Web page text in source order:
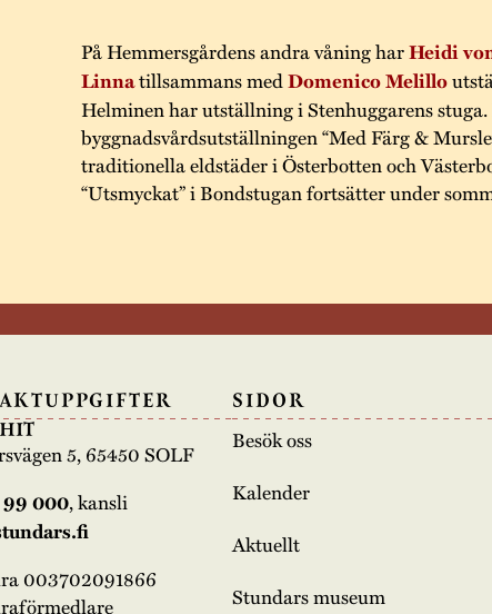
På Hemmersgårdens andra våning harHeidi
Linnatillsammans med Domenico Melillo
Helminen har utställning i Stenhuggarens stuga.
byggnadsvårdsutställningen “Med Färg &
traditionella eldstäder i Österbotten och
“Utsmyckat” i Bondstugan fortsätter under
5, 65450 SOLF
000, kansli
003702091866
SIDOR
Besök oss
Kalender
Aktuellt
Stundars museum